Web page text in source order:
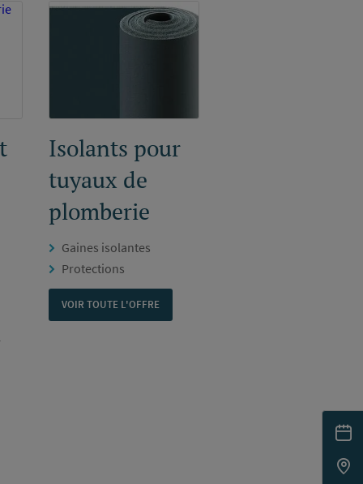
Isolants pour
tuyaux de
plomberie
Gaines isolantes
Protections
VOIR TOUTE L'OFFRE